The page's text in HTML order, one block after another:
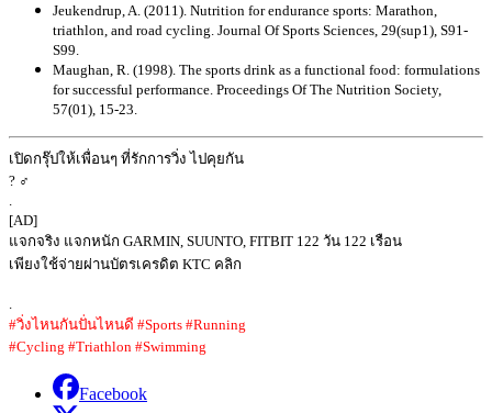
Jeukendrup, A. (2011). Nutrition for endurance sports: Marathon,
triathlon, and road cycling. Journal Of Sports Sciences, 29(sup1), S91-
S99.
Maughan, R. (1998). The sports drink as a functional food: formulations
for successful performance. Proceedings Of The Nutrition Society,
57(01), 15-23.
เปิดกรุ๊ปให้เพื่อนๆ ที่รักการวิ่ง ไปคุยกัน
? ‍♂️
[AD]
แจกจริง แจกหนัก GARMIN, SUUNTO, FITBIT 122 วัน 122 เรือน
เพียงใช้จ่ายผ่านบัตรเครดิต KTC คลิก
#วิ่งไหนกันปั่นไหนดี #Sports #Running
#Cycling #Triathlon #Swimming
Facebook